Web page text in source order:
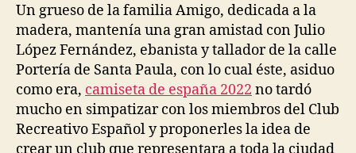
Un grueso de la familia Amigo, dedicada a la
madera, mantenía una gran amistad con Julio
López Fernández, ebanista y tallador de la calle
Portería de Santa Paula, con lo cual éste, asiduo
como era, camiseta de españa 2022 no tardó
mucho en simpatizar con los miembros del Club
Recreativo Español y proponerles la idea de
crear un club que representara a toda la ciudad